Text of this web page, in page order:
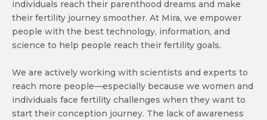
individuals reach their parenthood dreams and make
their fertility journey smoother. At Mira, we empower
people with the best technology, information, and
science to help people reach their fertility goals.
We are actively working with scientists and experts to
reach more people—especially because we women and
individuals face fertility challenges when they want to
start their conception journey. The lack of awareness